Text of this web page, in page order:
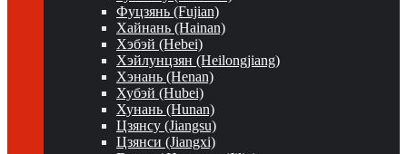
Фуцзянь (Fujian)
Хайнань (Hainan)
Хэбэй (Hebei)
Хэйлунцзян (Heilongjiang)
Хэнань (Henan)
Хубэй (Hubei)
Хунань (Hunan)
Цзянсу (Jiangsu)
Цзянси (Jiangxi)